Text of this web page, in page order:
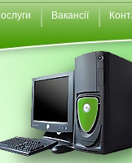
Вакансії